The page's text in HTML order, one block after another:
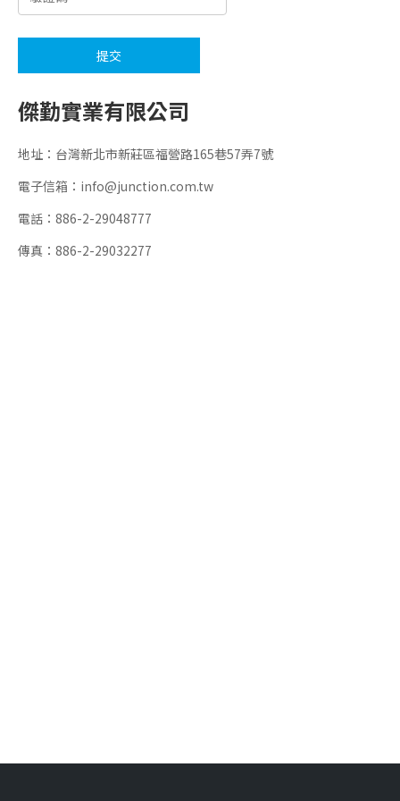
提交
傑勤實業有限公司
地址：台灣新北市新莊區福營路165巷57弄7號
電子信箱： info@junction.com.tw
電話：886-2-29048777
傳真：886-2-29032277